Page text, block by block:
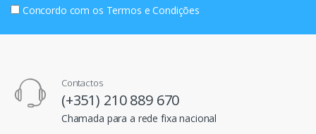
Concordo com os Termos e Condições
Contactos
(+351) 210 889 670
Chamada para a rede fixa nacional